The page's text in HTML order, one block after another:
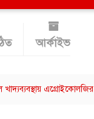
আর্কাইভ
এগ্রোইকোলজির ওপর জোর